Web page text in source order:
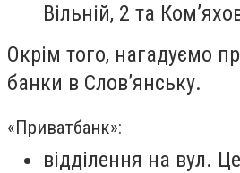
Вільній, 2 та
Окрім того, нагадуємо
банки в Слов’янську.
«Приватбанк»:
відділення на вул.